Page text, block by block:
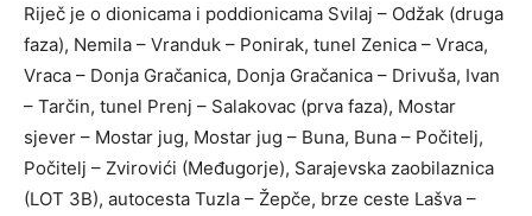
Riječ je o dionicama i poddionicama Svilaj – Odžak (druga
faza), Nemila – Vranduk – Ponirak, tunel Zenica – Vraca,
Vraca – Donja Gračanica, Donja Gračanica – Drivuša, Ivan
– Tarčin, tunel Prenj – Salakovac (prva faza), Mostar
sjever – Mostar jug, Mostar jug – Buna, Buna – Počitelj,
Počitelj – Zvirovići (Međugorje), Sarajevska zaobilaznica
(LOT 3B), autocesta Tuzla – Žepče, brze ceste Lašva –